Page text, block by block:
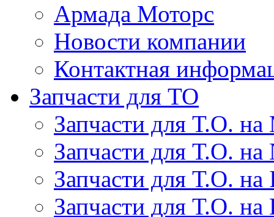
Армада Моторс
Новости компании
Контактная
Запчасти для ТО
Запчасти для Т.О. на
Запчасти для Т.О. на
Запчасти для Т.О.
Запчасти для Т.О. на